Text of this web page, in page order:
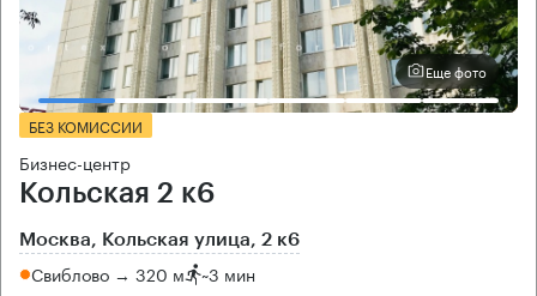
Еще фото
БЕЗ КОМИССИИ
Бизнес-центр
Кольская 2 к6
Москва, Кольская улица, 2 к6
Свиблово → 320 м ~3 мин